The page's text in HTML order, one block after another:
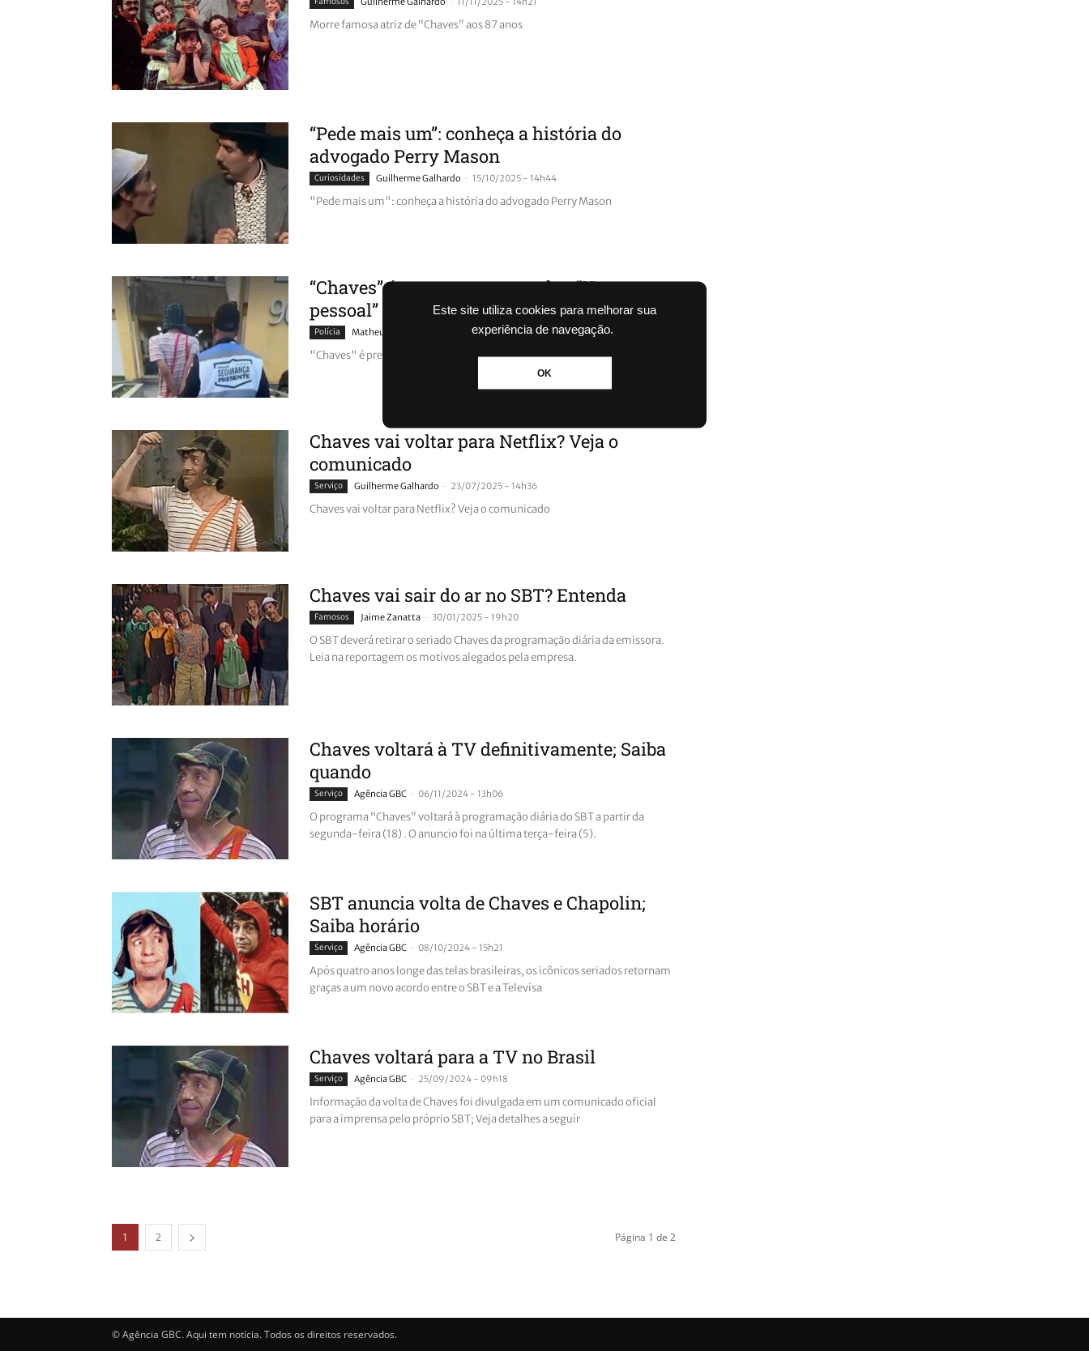
Este site utiliza cookies para melhorar sua
experiência de navegação.
OK
Morre famosa atriz de “Chaves” aos 87 anos
“Pede mais um”: conheça a história do
advogado Perry Mason
Curiosidades Guilherme Galhardo - 15/10/2025 - 14h44
"Pede mais um": conheça a história do advogado Perry Mason
“Chaves” é preso com maconha: “Uso
pessoal”
Polícia Matheus Ferreira 18/09/2025 - 17h37
"Chaves" é preso com maconha: "Uso pessoal"
Chaves vai voltar para Netflix? Veja o
comunicado
Serviço Guilherme Galhardo - 23/07/2025 - 14h36
Chaves vai voltar para Netflix? Veja o comunicado
Chaves vai sair do ar no SBT? Entenda
Famosos Jaime Zanatta - 30/01/2025 - 19h20
O SBT deverá retirar o seriado Chaves da programação diária da emissora.
Leia na reportagem os motivos alegados pela empresa.
Chaves voltará à TV definitivamente; Saiba
quando
Serviço Agência GBC - 06/11/2024 - 13h06
O programa “Chaves” voltará à programação diária do SBT a partir da
segunda-feira (18) . O anuncio foi na última terça-feira (5).
SBT anuncia volta de Chaves e Chapolin;
Saiba horário
Serviço Agência GBC - 08/10/2024 - 15h21
Após quatro anos longe das telas brasileiras, os icônicos seriados retornam
graças a um novo acordo entre o SBT e a Televisa
Chaves voltará para a TV no Brasil
Serviço Agência GBC - 25/09/2024 - 09h18
Informação da volta de Chaves foi divulgada em um comunicado oficial
para a imprensa pelo próprio SBT; Veja detalhes a seguir
1 2 Página 1 de 2
© Agência GBC. Aqui tem notícia. Todos os direitos reservados.